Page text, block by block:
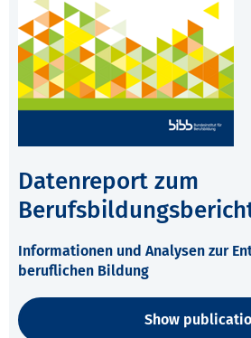
Datenreport zum
Informationen und Analysen zur
beruflichen Bildung
Show